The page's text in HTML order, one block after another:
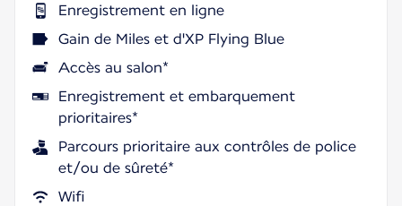
Enregistrement en ligne
Gain de Miles et d'XP Flying Blue
Accès au salon*
Enregistrement et embarquement
prioritaires*
Parcours prioritaire aux contrôles de police
et/ou de sûreté*
Wifi